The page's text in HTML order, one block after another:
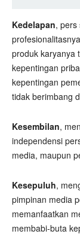
Kedelapan, pers
produk karyanya
kepentingan
kepentingan
tidak berimbang
Kesembilan,
independensi
media, maupun
Kesepuluh,
pimpinan media
memanfaatkan
membabi-buta